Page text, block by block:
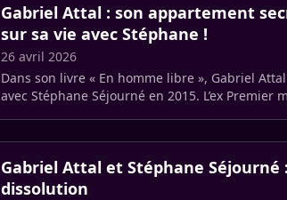
Gabriel Attal : son appartement
sur sa vie avec Stéphane !
26 avril 2026
Dans son livre « En homme libre », Gabriel
avec Stéphane Séjourné en 2015. L’ex
Gabriel Attal et Stéphane
dissolution